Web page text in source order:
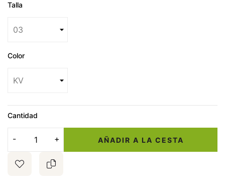
Talla
Color
Cantidad
AÑADIR A LA CESTA